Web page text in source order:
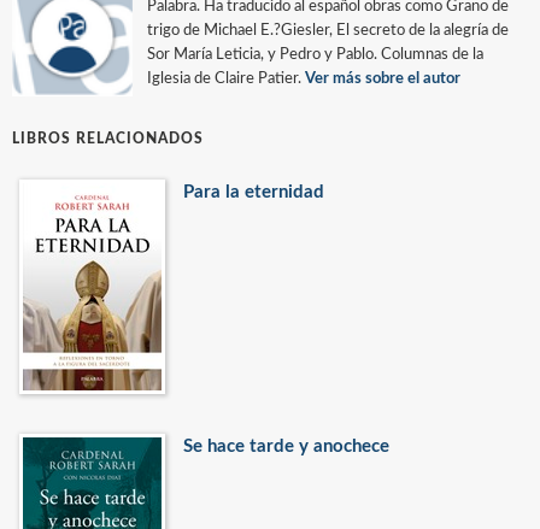
Palabra. Ha traducido al español obras como Grano de
trigo de Michael E.?Giesler, El secreto de la alegría de
Sor María Leticia, y Pedro y Pablo. Columnas de la
Iglesia de Claire Patier. Ver más sobre el autor
LIBROS RELACIONADOS
Para la eternidad
Se hace tarde y anochece